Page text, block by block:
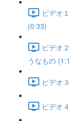
ビデオ
(0:33)
ビデオ
うなもの
ビデオ
ビデオ